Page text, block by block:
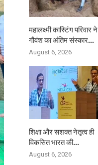
महालक्ष्मी कास्टिंग परिवार ने
गौवंश का अंतिम संस्कार...
August 6, 2026
शिक्षा और सशक्त नेतृत्व ही
विकसित भारत की...
August 6, 2026